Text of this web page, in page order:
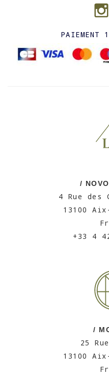
PAIEMENT
/
4 Rue des
13100
+33 4
/
25
13100